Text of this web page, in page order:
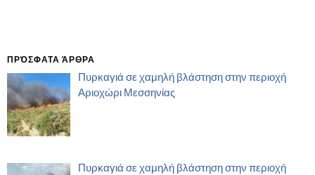
ΠΡΌΣΦΑΤΑ ΆΡΘΡΑ
Πυρκαγιά σε χαμηλή βλάστηση στην περιοχή
Αριοχώρι Μεσσηνίας
Πυρκαγιά σε χαμηλή βλάστηση στην περιοχή